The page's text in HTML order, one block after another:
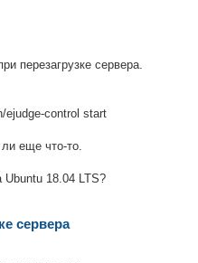
перезагрузке сервера.
ejudge-control start
еще что-то.
Ubuntu 18.04 LTS?
сервера